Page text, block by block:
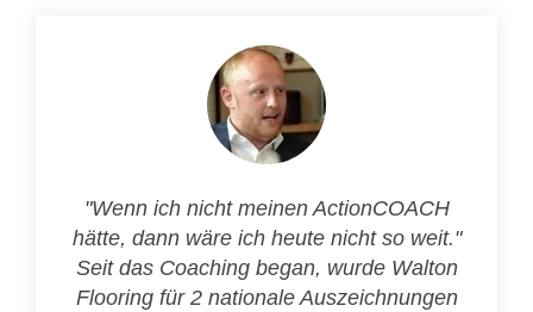
"Wenn ich nicht meinen ActionCOACH
hätte, dann wäre ich heute nicht so weit."
Seit das Coaching began, wurde Walton
Flooring für 2 nationale Auszeichnungen